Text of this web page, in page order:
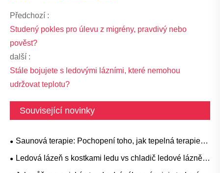
Předchozí :
Studený pokles pro úlevu z migrény, pravdivý nebo
pověst?
další :
Stále bojujete s ledovými lázními, které nemohou
udržovat teplotu?
Související novinky
Saunová terapie: Pochopení toho, jak tepelná terapie
podporuje relaxaci a wellness
Ledová lázeň s kostkami ledu vs chladič ledové lázně:
Která metoda chlazení je lepší?